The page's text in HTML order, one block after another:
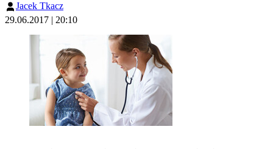
Jacek Tkacz
29.06.2017 | 20:10